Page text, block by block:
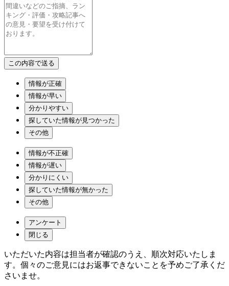
情報が正確
情報が早い
分かりやすい
探していた情報が見つかった
その他
情報が不正確
情報が遅い
分かりにくい
探していた情報が無かった
その他
アンケート
閉じる
いただいた内容は担当者が確認のうえ、順次対応いたしま
す。個々のご意見にはお返事できないことを予めご了承くだ
さいませ。